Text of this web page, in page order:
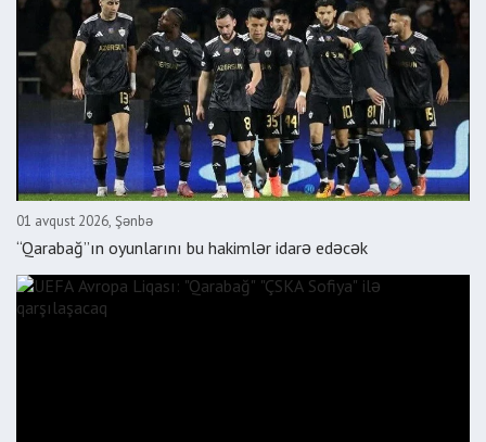
01 avqust 2026, Şənbə
“Qarabağ”ın oyunlarını bu hakimlər idarə edəcək